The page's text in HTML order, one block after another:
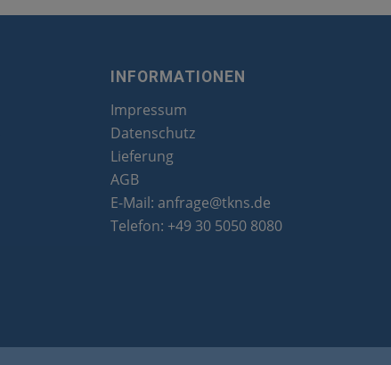
INFORMATIONEN
Impressum
Datenschutz
Lieferung
AGB
E-Mail: anfrage@tkns.de
Telefon: +49 30 5050 8080